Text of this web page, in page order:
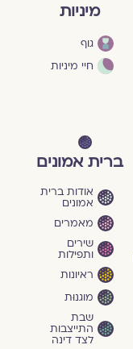
מיניות
גוף
חיי מיניות
ברית אמונים
אודות ברית
אמונים
מאמרים
שירים
ותפילות
ראיונות
מוגנוּת
שבת
התייצבות
לצד דינה